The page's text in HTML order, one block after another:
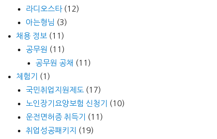
라디오스타(12)
아는형님 (3)
채용 정보 (11)
공무원 (11)
공무원 공채 (11)
체험기
(1)
국민취업지원제도 (17)
노인장기요양보험 신청기
(10)
운전면허증 취득기
(11)
취업성공패키지
(19)